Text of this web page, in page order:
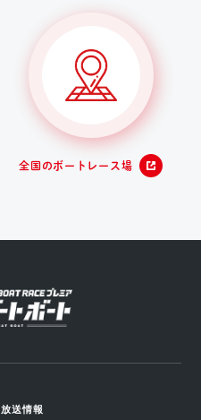
全国のボートレース場
放送情報